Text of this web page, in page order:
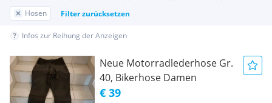
Hosen Filter zurücksetzen
Infos zur Reihung der Anzeigen
Neue Motorradlederhose Gr.
40, Bikerhose Damen
€ 39